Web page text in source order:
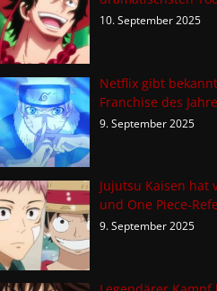
10. September 2025
Netflix gibt
Franchise des
9. September 2025
Jujutsu Kaisen hat
und One Piece-
9. September 2025